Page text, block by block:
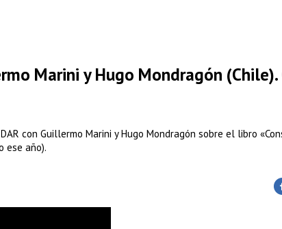
Marini y Hugo Mondragón
con Guillermo Marini y Hugo Mondragón sobre el libro
ese año).